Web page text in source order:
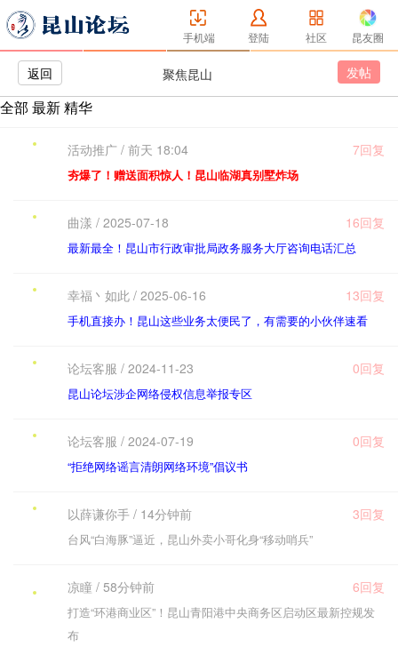
手机端 登陆 社区 昆友圈
返回 聚焦昆山 发帖
全部 最新精华
活动推广 / 前天 18:04 7回复
夯爆了！赠送面积惊人！昆山临湖真别墅炸场
曲漾 / 2025-07-18 16回复
最新最全！昆山市行政审批局政务服务大厅咨询电话汇总
幸福丶如此 / 2025-06-16 13回复
手机直接办！昆山这些业务太便民了，有需要的小伙伴速看
论坛客服 / 2024-11-23 0回复
昆山论坛涉企网络侵权信息举报专区
论坛客服 / 2024-07-19 0回复
“拒绝网络谣言清朗网络环境”倡议书
以薛谦你手 / 14分钟前 3回复
台风“白海豚”逼近，昆山外卖小哥化身“移动哨兵”
凉瞳 / 58分钟前 6回复
打造“环港商业区”！昆山青阳港中央商务区启动区最新控规发
布